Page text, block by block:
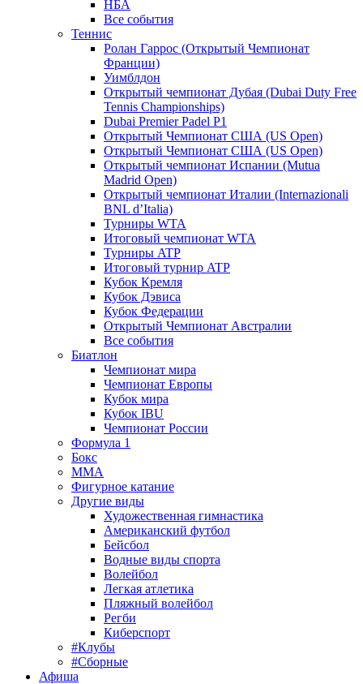
НБА
Все события
Теннис
Ролан Гаррос (Открытый Чемпионат
Франции)
Уимблдон
Открытый чемпионат Дубая (Dubai Duty Free
Tennis Championships)
Dubai Premier Padel P1
Открытый Чемпионат США (US Open)
Открытый Чемпионат США (US Open)
Открытый чемпионат Испании (Mutua
Madrid Open)
Открытый чемпионат Италии (Internazionali
BNL d’Italia)
Турниры WTA
Итоговый чемпионат WTA
Турниры ATP
Итоговый турнир ATP
Кубок Кремля
Кубок Дэвиса
Кубок Федерации
Открытый Чемпионат Австралии
Все события
Биатлон
Чемпионат мира
Чемпионат Европы
Кубок мира
Кубок IBU
Чемпионат России
Формула 1
Бокс
MMA
Фигурное катание
Другие виды
Художественная гимнастика
Американский футбол
Бейсбол
Водные виды спорта
Волейбол
Легкая атлетика
Пляжный волейбол
Регби
Киберспорт
#Клубы
#Сборные
Афиша